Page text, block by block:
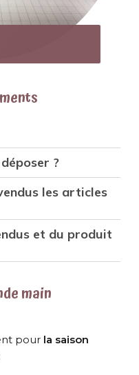
?
les articles
et du produit
main
pour la saison